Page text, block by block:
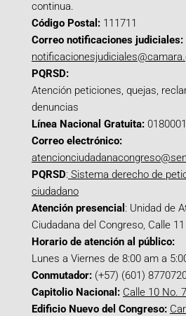
continua.
Código Postal: 111711
Correo notificaciones judiciales:
PQRSD:
Atención peticiones, quejas,
denuncias
Línea Nacional Gratuita:
Correo electrónico:
PQRSD: Sistema derecho de
ciudadano
Atención presencial : Unidad de
Ciudadana del Congreso, Calle
Horario de atención al público:
Lunes a Viernes de 8:00 am a
Conmutador: (+57) (601)
Capitolio Nacional: Calle 10 No.
Edificio Nuevo del Congreso: